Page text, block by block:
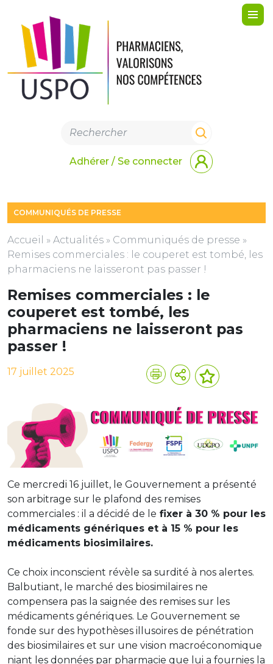
Adhérer / Se connecter
COMMUNIQUÉS DE PRESSE
Accueil » Actualités » Communiqués de presse »
Remises commerciales : le couperet est tombé, les
pharmaciens ne laisseront pas passer !
Remises commerciales : le
couperet est tombé, les
pharmaciens ne laisseront pas
passer !
17 juillet 2025
Ce mercredi 16 juillet, le Gouvernement a présenté
son arbitrage sur le plafond des remises
commerciales : il a décidé de le fixer à 30 % pour les
médicaments génériques et à 15 % pour les
médicaments biosimilaires.
Ce choix inconscient révèle sa surdité à nos alertes.
Balbutiant, le marché des biosimilaires ne
compensera pas la saignée des remises sur les
médicaments génériques. Le Gouvernement se
fonde sur des hypothèses illusoires de pénétration
des biosimilaires et sur une vision macroéconomique
niant les données par pharmacie que lui a fournies la